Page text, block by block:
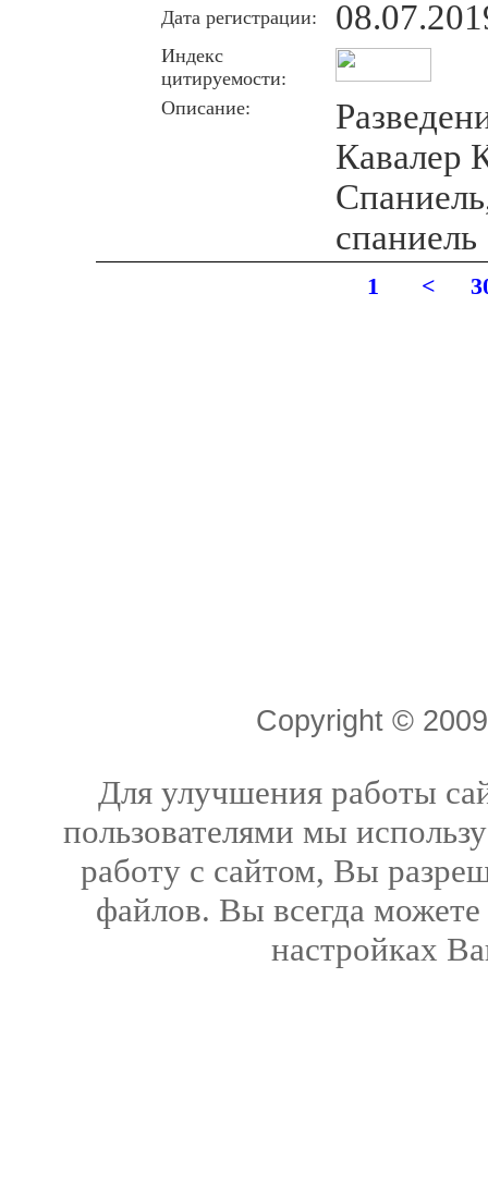
Дата регистрации:
Индекс
цитируемости:
Описание:
Кавалер
спаниель
1 <
Copyright ©
Для улучшения работы
пользователями мы
работу с сайтом, Вы
файлов. Вы всегда
настройках